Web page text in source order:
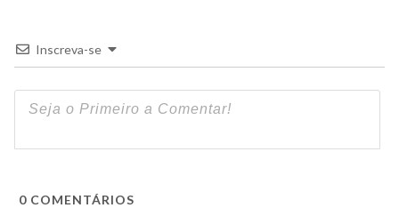
Inscreva-se
0 COMENTÁRIOS